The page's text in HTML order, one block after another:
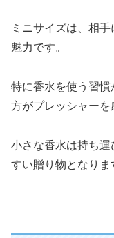
ミニサイズは、相
魅力です。
特に香水を使う習
方がプレッシャーを
小さな香水は持ち
すい贈り物となりま